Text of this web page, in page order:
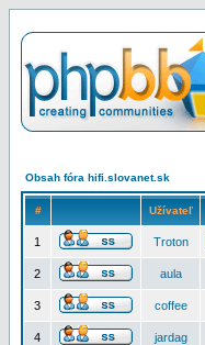
Obsah fóra hifi.slovanet.sk
# Užívateľ
1 Troton
2 aula
3 coffee
4 jardag